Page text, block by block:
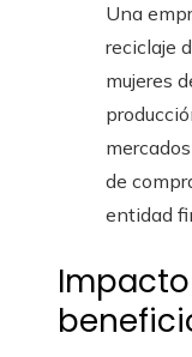
Una
reciclaje
mujeres
de
entidad